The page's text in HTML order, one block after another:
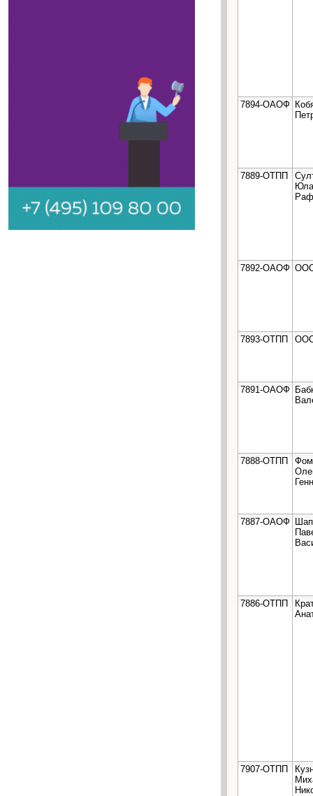
7894-ОАОФ
7889-ОТПП
7892-ОАОФ
7893-ОТПП
7891-ОАОФ
7888-ОТПП
7887-ОАОФ
7886-ОТПП
7907-ОТПП